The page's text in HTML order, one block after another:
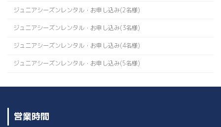
ジュニアシーズンレンタル・お申し込み(2名様)
ジュニアシーズンレンタル・お申し込み(3名様)
ジュニアシーズンレンタル・お申し込み(4名様)
ジュニアシーズンレンタル・お申し込み(5名様)
営業時間